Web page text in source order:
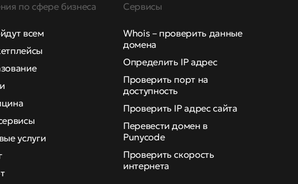
по сфере бизнеса
всем
услуги
Сервисы
Whois – проверить данные
домена
Определить IP адрес
Проверить порт на
доступность
Проверить IP адрес сайта
Перевести домен в
Punycode
Проверить скорость
интернета